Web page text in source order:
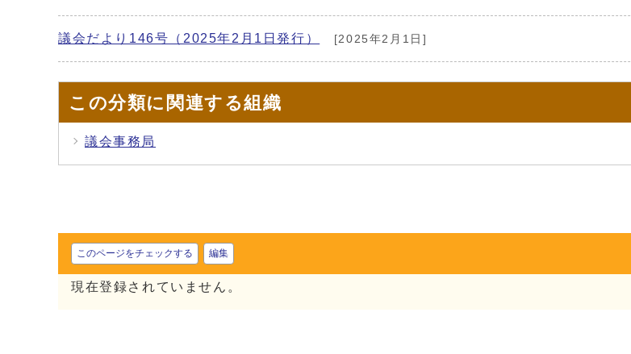
議会だより146号（2025年2月1日発行） [2025年2月1日]
この分類に関連する組織
議会事務局
このページをチェックする 編集
現在登録されていません。